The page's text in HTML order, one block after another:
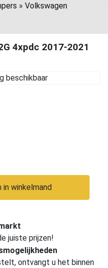
» Volkswagen
4xpdc 2017-2021
in winkelmand
juiste prijzen!
ontvangt u het binnen